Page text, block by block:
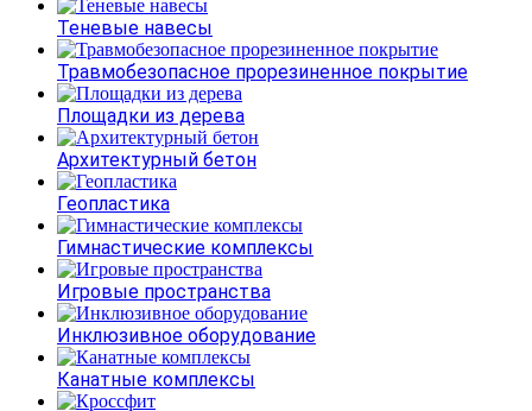
Теневые навесы
Травмобезопасное прорезиненное покрытие
Площадки из дерева
Архитектурный бетон
Геопластика
Гимнастические комплексы
Игровые пространства
Инклюзивное оборудование
Канатные комплексы